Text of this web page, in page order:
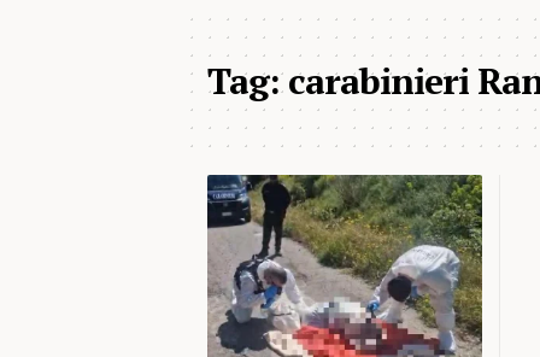
Tag:carabinieri